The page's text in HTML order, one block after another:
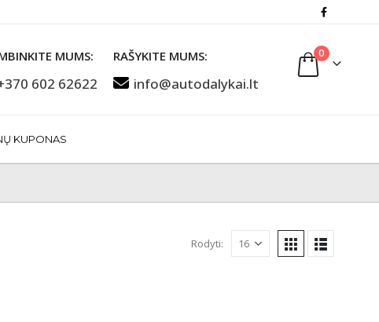
MUMS:
602 62622
RAŠYKITE MUMS:
info@autodalykai.lt
0
KUPONAS
Rodyti: